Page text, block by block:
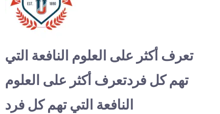
تعرف أكثر على العلوم النافعة التي
تهم كل فردتعرف أكثر على العلوم
النافعة التي تهم كل فرد